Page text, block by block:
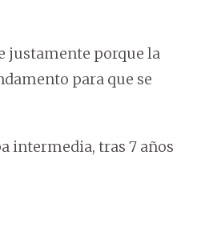
justamente porque la
para que se
intermedia, tras 7 años